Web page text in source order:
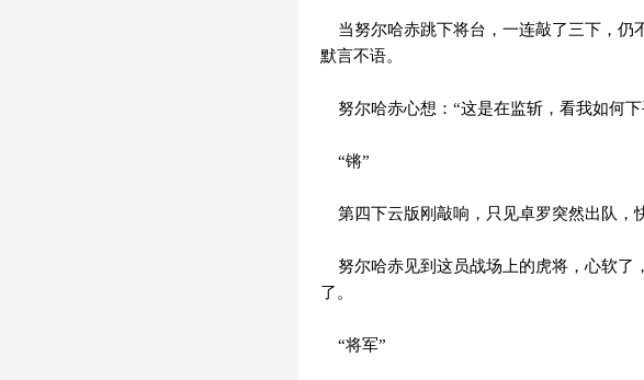
当努尔哈赤跳下将台，一连敲了三下，仍
默言不语。
努尔哈赤心想：“这是在监斩，看我如何
“锵”
第四下云版刚敲响，只见卓罗突然出队，
努尔哈赤见到这员战场上的虎将，心软了
了。
“将军”